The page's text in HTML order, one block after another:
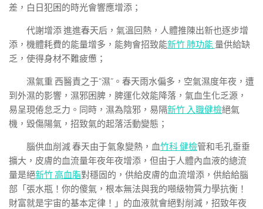
差，白日犯困的時光會響應增添；
代謝增添 進進春天后，氣溫回熱，人體推陳出新也逐步增
添，機體耗費的能量增多，能夠會招致能新竹 肺功能量供給缺
乏，使得身材不難疲憊；
濕氣重 西醫責之于“濕”。春天雨水偏多，空氣濕度年夜，遭
到外濕的影響，濕邪困脾，脾運化效能降落，氣血生化乏源，
易呈現倦怠乏力。同時，濕為陰邪，易隔新竹 入職健檢絕氣
機，毀傷陽氣，招致氣的起落活動變態；
腦供血削減 春天由于氣象變熱，血竹科 健檢管和毛孔垂垂
擴大，皮膚的血流量年夜年夜增添，但由于人體內血液的總流
量是絕新竹 高血脂對穩固的，供給皮膚的血流增添，供給給腦
部「張水瓶！你的傻氣，根本無法與我的噸級物質力學抗衡！
財富就是宇宙的基本定律！」的血液就會絕對削減，招致年夜